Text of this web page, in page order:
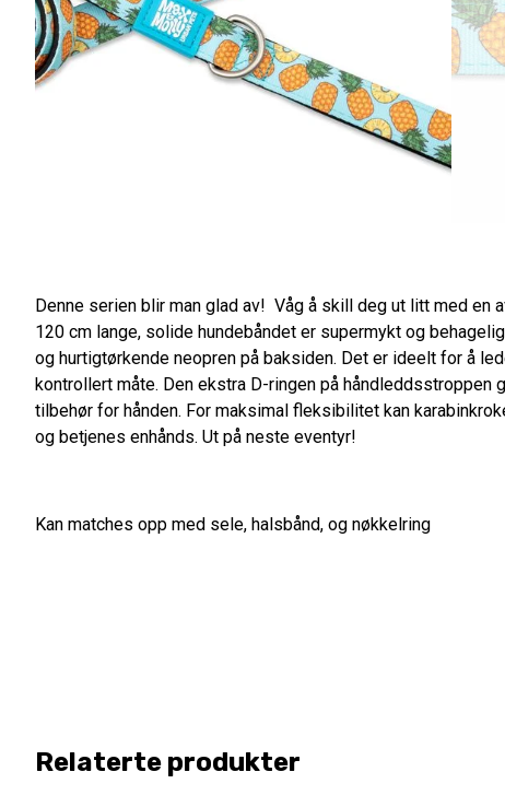
Denne serien blir man glad av! Våg å skill deg ut litt med en
120 cm lange, solide hundebåndet er supermykt og
og hurtigtørkende neopren på baksiden. Det er ideelt for å
kontrollert måte. Den ekstra D-ringen på håndleddsstroppen
tilbehør for hånden. For maksimal fleksibilitet kan
og betjenes enhånds. Ut på neste eventyr!
Kan matches opp med sele, halsbånd, og nøkkelring
Relaterte produkter